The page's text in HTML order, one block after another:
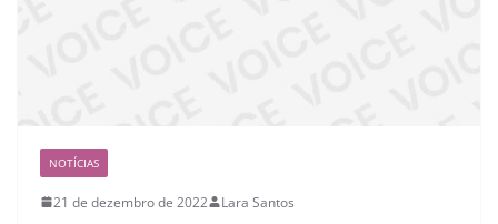
NOTÍCIAS
21 de dezembro de 2022 Lara Santos